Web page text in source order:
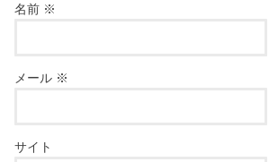
名前 ※
メール ※
サイト